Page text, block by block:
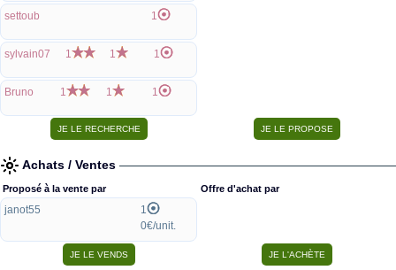
settoub 1
sylvain07 1 1 1
Bruno 1 1 1
Achats / Ventes
Proposé à la vente par
janot55
1
0€/unit.
Offre d'achat par